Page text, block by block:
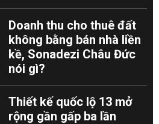
Doanh thu cho thuê đất
không bằng bán nhà liền
kề, Sonadezi Châu Đức
nói gì?
Thiết kế quốc lộ 13 mở
rộng gần gấp ba lần